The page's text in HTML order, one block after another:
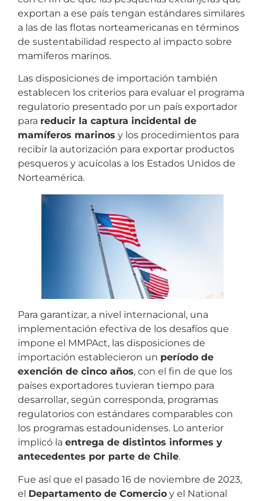
exportan a ese país tengan estándares similares
a las de las flotas norteamericanas en términos
de sustentabilidad respecto al impacto sobre
mamíferos marinos.
Las disposiciones de importación también
establecen los criterios para evaluar el programa
regulatorio presentado por un país exportador
para reducir la captura incidental de
mamíferos marinos y los procedimientos para
recibir la autorización para exportar productos
pesqueros y acuícolas a los Estados Unidos de
Norteamérica.
Para garantizar, a nivel internacional, una
implementación efectiva de los desafíos que
impone el MMPAct, las disposiciones de
importación establecieron un período de
exención de cinco años, con el fin de que los
países exportadores tuvieran tiempo para
desarrollar, según corresponda, programas
regulatorios con estándares comparables con
los programas estadounidenses. Lo anterior
implicó la entrega de distintos informes y
antecedentes por parte de Chile.
Fue así que el pasado 16 de noviembre de 2023,
el Departamento de Comercio y el National